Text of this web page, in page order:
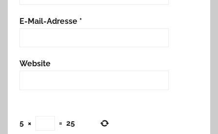
E-Mail-Adresse *
Website
5 × = 25